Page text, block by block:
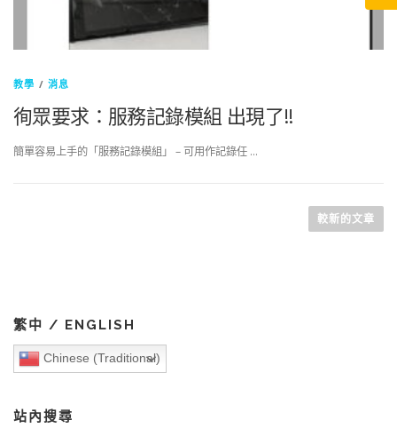
教學 /消息
徇眾要求：服務記錄模組 出現了!!
簡單容易上手的「服務記錄模組」 – 可用作記錄任 …
較新的文章
繁中 / ENGLISH
Chinese (Traditional)
站內搜尋